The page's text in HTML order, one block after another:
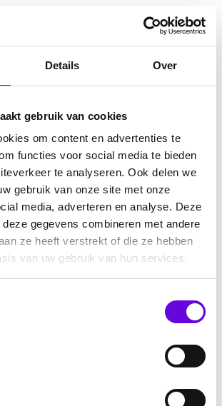
Details Over
gebruik van cookies
om content en advertenties te
functies voor social media te bieden
te analyseren. Ook delen we
gebruik van onze site met onze
media, adverteren en analyse. Deze
gegevens combineren met andere
ze heeft verstrekt of die ze hebben
van uw gebruik van hun services.